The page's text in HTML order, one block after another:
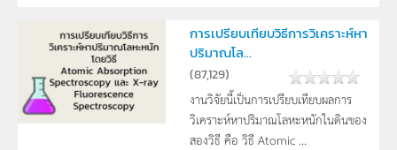
การเปรียบเทียบวิธีการวิเคราะห์หา
ปริมาณโล...
(87,129)
งานวิจัยนี้เป็นการเปรียบเทียบผลการ
วิเคราะห์หาปริมาณโลหะหนักในดินของ
สองวิธี คือ วิธี Atomic ...